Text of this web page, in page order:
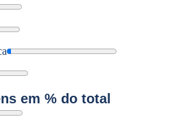
em % do total